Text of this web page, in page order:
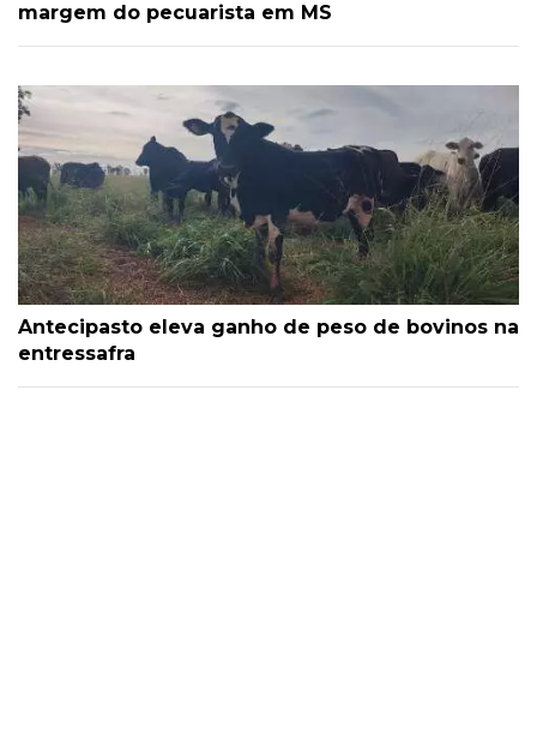
margem do pecuarista em MS
Antecipasto eleva ganho de peso de bovinos na
entressafra